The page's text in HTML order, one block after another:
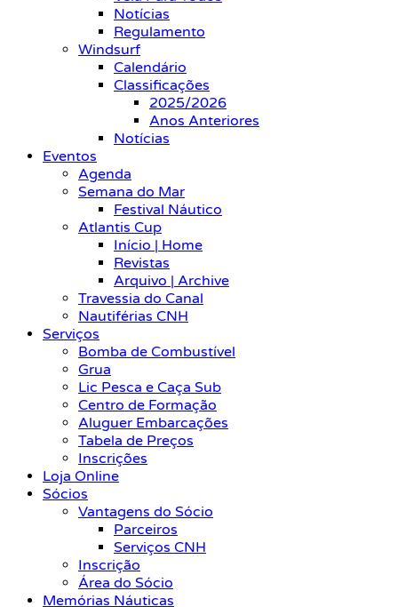
Notícias
Regulamento
Windsurf
Calendário
Classificações
2025/2026
Anos Anteriores
Notícias
Eventos
Agenda
Semana do Mar
Festival Náutico
Atlantis Cup
Início | Home
Revistas
Arquivo | Archive
Travessia do Canal
Nautiférias CNH
Serviços
Bomba de Combustível
Grua
Lic Pesca e Caça Sub
Centro de Formação
Aluguer Embarcações
Tabela de Preços
Inscrições
Loja Online
Sócios
Vantagens do Sócio
Parceiros
Serviços CNH
Inscrição
Área do Sócio
Memórias Náuticas